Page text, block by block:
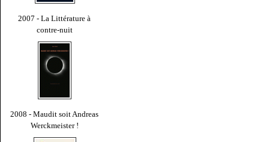
2007 - La Littérature à
contre-nuit
2008 - Maudit soit Andreas
Werckmeister !